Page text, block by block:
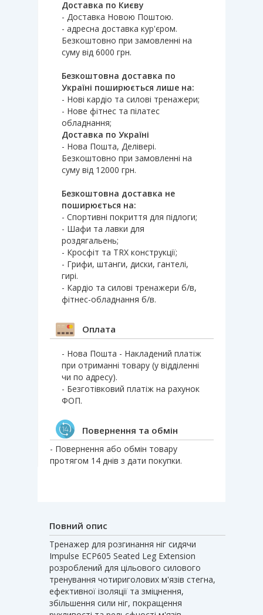
Доставка по Києву
- Доставка Новою Поштою.
- адресна доставка кур'єром.
Безкоштовно при замовленні на
суму від 6000 грн.
Безкоштовна доставка по
Україні поширюється лише на:
- Нові кардіо та силові тренажери;
- Нове фітнес та пілатес
обладнання;
Доставка по Україні
- Нова Пошта, Делівері.
Безкоштовно при замовленні на
суму від 12000 грн.
Безкоштовна доставка не
поширюється на:
- Спортивні покриття для підлоги;
- Шафи та лавки для
роздягальень;
- Кросфіт та TRX конструкції;
- Грифи, штанги, диски, гантелі,
гирі.
- Кардіо та силові тренажери б/в,
фітнес-обладнання б/в.
Оплата
- Нова Пошта - Накладений платіж
при отриманні товару (у відділенні
чи по адресу).
- Безготівковий платіж на рахунок
ФОП.
Повернення та обмін
- Повернення або обмін товару
протягом 14 днів з дати покупки.
Повний опис
Тренажер для розгинання ніг сидячи
Impulse ECP605 Seated Leg Extension
розроблений для цільового силового
тренування чотириголових м'язів стегна,
ефективної ізоляції та зміцнення,
збільшення сили ніг, покращення